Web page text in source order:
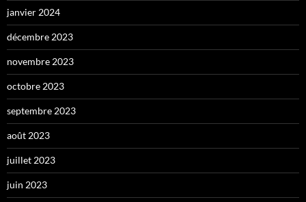
janvier 2024
décembre 2023
novembre 2023
octobre 2023
septembre 2023
août 2023
juillet 2023
juin 2023